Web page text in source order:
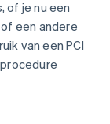
of je nu een
een andere
van een PCI